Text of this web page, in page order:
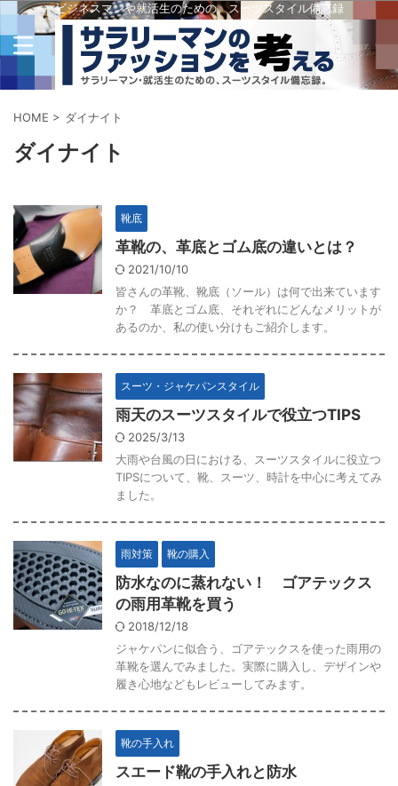
ビジネスマンや就活生のための、スーツスタイル備忘録
HOME > ダイナイト
ダイナイト
靴底
革靴の、革底とゴム底の違いとは？
2021/10/10
皆さんの革靴、靴底（ソール）は何で出来ています
か？ 革底とゴム底、それぞれにどんなメリットが
あるのか、私の使い分けもご紹介します。
スーツ・ジャケパンスタイル
雨天のスーツスタイルで役立つTIPS
2025/3/13
大雨や台風の日における、スーツスタイルに役立つ
TIPSについて、靴、スーツ、時計を中心に考えてみ
ました。
雨対策 靴の購入
防水なのに蒸れない！ ゴアテックス
の雨用革靴を買う
2018/12/18
ジャケパンに似合う、ゴアテックスを使った雨用の
革靴を選んでみました。実際に購入し、デザインや
履き心地などもレビューしてみます。
靴の手入れ
スエード靴の手入れと防水